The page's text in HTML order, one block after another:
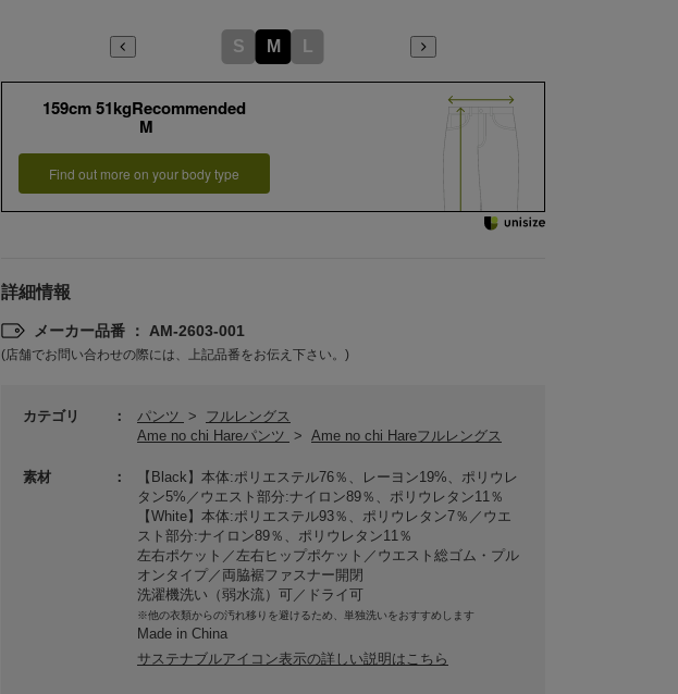
S M L
159cm 51kgRecommended
M
Find out more on your body type
詳細情報
メーカー品番 ： AM-2603-001
(店舗でお問い合わせの際には、上記品番をお伝え下さい。)
カテゴリ パンツ >
フルレングス
Ame no chi Hareパンツ > Ame no chi Hareフルレングス
素材
【Black】本体:ポリエステル76％、レーヨン19%、ポリウレ
タン5%／ウエスト部分:ナイロン89％、ポリウレタン11％
【White】本体:ポリエステル93％、ポリウレタン7％／ウエ
スト部分:ナイロン89％、ポリウレタン11％
左右ポケット／左右ヒップポケット／ウエスト総ゴム・プル
オンタイプ／両脇裾ファスナー開閉
洗濯機洗い（弱水流）可／ドライ可
※他の衣類からの汚れ移りを避けるため、単独洗いをおすすめします
Made in China
サステナブルアイコン表示の詳しい説明はこちら